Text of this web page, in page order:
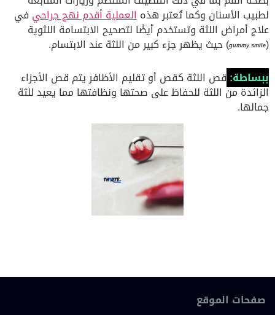
لطبيب الأسنان وكما تُعتبر هذهالعملية أقدم نهج جراحي في
علاج أمراض اللثة وتستخدم أيضًا لتصحيح الابتسامة اللثوية
(
gummy smile) حيث يظهر جزء كبير من اللثة عند الابتسام.
ببساطة: قص اللثة كقص أو تقليم الأظافر يتم قص الأجزاء
الزائدة من اللثة للحفاظ على صحتها ونظافتها مما يعيد للثة
جمالها.
صفحات الموقع